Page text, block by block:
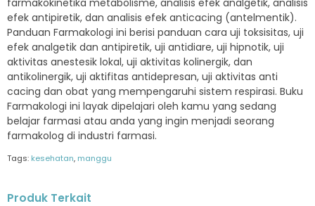
farmakokinetika metabolisme, analisis efek analgetik, analisis
efek antipiretik, dan analisis efek anticacing (antelmentik).
Panduan Farmakologi ini berisi panduan cara uji toksisitas, uji
efek analgetik dan antipiretik, uji antidiare, uji hipnotik, uji
aktivitas anestesik lokal, uji aktivitas kolinergik, dan
antikolinergik, uji aktifitas antidepresan, uji aktivitas anti
cacing dan obat yang mempengaruhi sistem respirasi. Buku
Farmakologi ini layak dipelajari oleh kamu yang sedang
belajar farmasi atau anda yang ingin menjadi seorang
farmakolog di industri farmasi.
Tags: kesehatan, manggu
Produk Terkait